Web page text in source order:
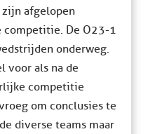
afgelopen
competitie. De O23-1
onderweg.
voor als na de
competitie
om conclusies te
diverse teams maar